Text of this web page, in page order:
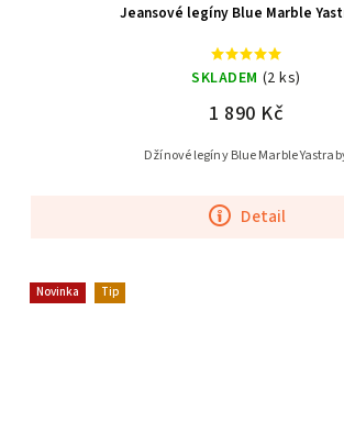
Jeansové legíny Blue Marble
SKLADEM (2 ks)
1 890 Kč
Detail
Džínové legíny Blue Marble
Novinka Tip